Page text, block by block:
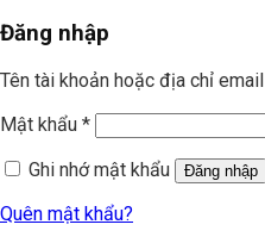
Đăng nhập
Tên tài khoản hoặc địa chỉ email
Mật khẩu *
Ghi nhớ mật khẩu
Đăng nhập
Quên mật khẩu?